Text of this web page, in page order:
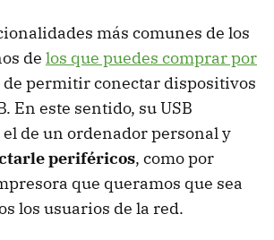
más comunes de los
de los que puedes comprar por
de permitir conectar dispositivos
En este sentido, su USB
de un ordenador personal y
periféricos, como por
que queramos que sea
los usuarios de la red.